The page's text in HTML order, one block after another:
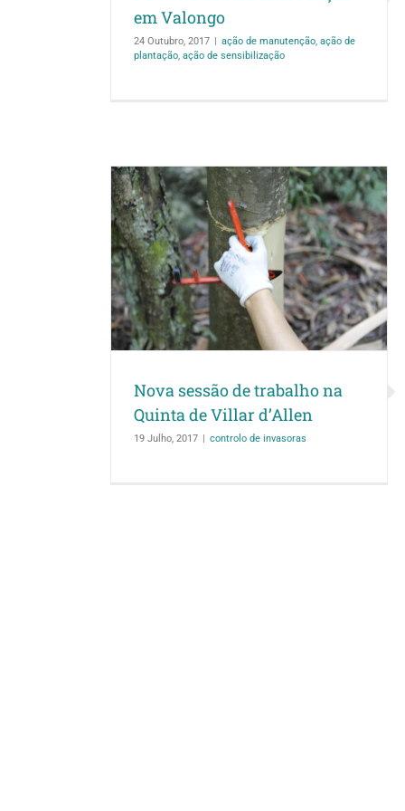
em Valongo
24 Outubro, 2017 ação de manutenção, ação de
plantação, ação de sensibilização
Terceira visita da
Rocher ao
monitorização
Nova sessão de trabalho na
Quinta de Villar d’Allen
19 Julho, 2017 | controlo de invasoras